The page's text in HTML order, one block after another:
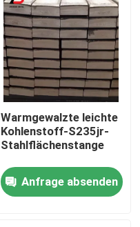
Warmgewalzte leichte
Kohlenstoff-S235jr-
Stahlflächenstange
Anfrage absenden